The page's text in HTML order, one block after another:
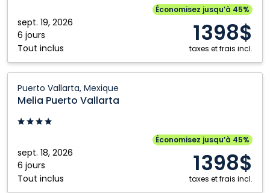
sept. 19, 2026
6 jours
Tout inclus
Économisez jusqu’à 45%
1398$
taxes et frais incl.
Mexique
Puerto Vallarta, Mexique
Melia Puerto Vallarta
sept. 18, 2026
6 jours
Tout inclus
Économisez jusqu’à 45%
1398$
taxes et frais incl.
Puerto
Vallarta:
Puerto
Mexique